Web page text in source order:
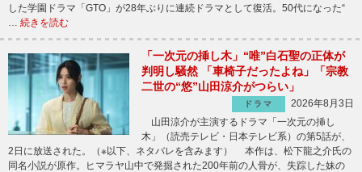
した学園ドラマ「GTO」が28年ぶりに連続ドラマとして復活。50代になった“
続きを読む
「一次元の挿し木」“唯”白石聖の正体が
判明し騒然 「車椅子だったよね」「宗教
二世の“悠”山田涼介がつらい」
ドラマ
2026年8月3日
山田涼介が主演するドラマ「一次元の挿し
木」（読売テレビ・日本テレビ系）の第5話が、
2日に放送された。（※以下、ネタバレを含みます） 本作は、松下龍之介氏の
同名小説が原作。ヒマラヤ山中で発掘された200年前の人骨が、失踪した妹の